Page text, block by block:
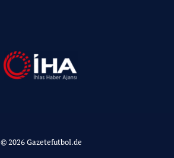
© 2026 Gazetefutbol.de